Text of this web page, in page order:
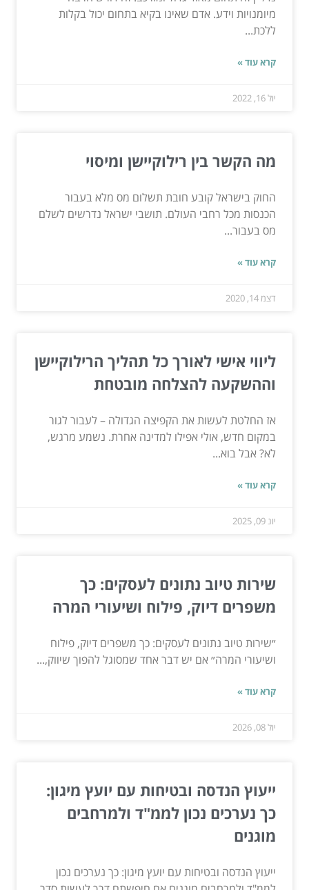
מיומנויות וידע. אדם שאינו בקיא בתחום יכול בקלות
ללכת...
קרא עוד »
יול 16, 2022
מה הקשר בין רילוקיישן ומיסוי
החוק בישראל קובע חובת תשלום מס מלא בעבור
הכנסות מכל רחבי העולם. תושבי ישראל נדרשים לשלם
מס בעבור...
קרא עוד »
דצמ 14, 2020
ליווי אישי לאורך כל תהליך הרילוקיישן
וההשקעה להצלחה מובטחת
אז החלטת לעשות את הקפיצה הגדולה – לעבור לגור
במקום חדש, אולי אפילו למדינה אחרת. נשמע מרגש,
לא? אבל בוא...
קרא עוד »
יונ 09, 2025
שירות טיוב נתונים לעסקים: כך
משפרים דיוק, פילוח ושיעורי המרה
״שירות טיוב נתונים לעסקים: כך משפרים דיוק, פילוח
ושיעורי המרה״ אם יש דבר אחד שמסוגל להפוך שיווק,...
קרא עוד »
יול 08, 2026
ייעוץ הנדסה ובטיחות עם יועץ מיגון:
כך נערכים נכון לממ"ד ולמרחבים
מוגנים
ייעוץ הנדסה ובטיחות עם יועץ מיגון: כך נערכים נכון